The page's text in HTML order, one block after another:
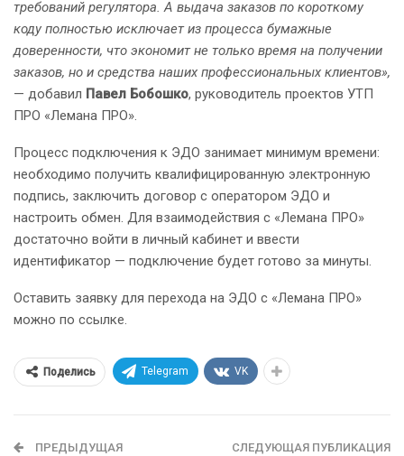
требований регулятора. А выдача заказов по короткому
коду полностью исключает из процесса бумажные
доверенности, что экономит не только время на получении
заказов, но и средства наших профессиональных клиентов»,
— добавил Павел Бобошко, руководитель проектов УТП
ПРО «Лемана ПРО».
Процесс подключения к ЭДО занимает минимум времени:
необходимо получить квалифицированную электронную
подпись, заключить договор с оператором ЭДО и
настроить обмен. Для взаимодействия с «Лемана ПРО»
достаточно войти в личный кабинет и ввести
идентификатор — подключение будет готово за минуты.
Оставить заявку для перехода на ЭДО с «Лемана ПРО»
можно по ссылке.
Поделись Telegram VK
ПРЕДЫДУЩАЯ
СЛЕДУЮЩАЯ ПУБЛИКАЦИЯ